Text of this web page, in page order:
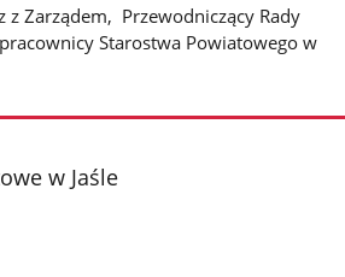
z Zarządem, Przewodniczący Rady
Starostwa Powiatowego w
w Jaśle